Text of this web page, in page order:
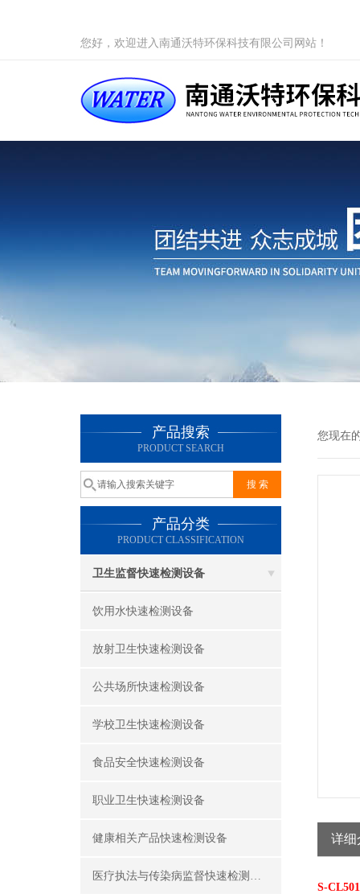
您好，欢迎进入南通沃特环保科技有限公司网站！
产品搜索
PRODUCT SEARCH
产品分类
PRODUCT CLASSIFICATION
卫生监督快速检测设备
饮用水快速检测设备
放射卫生快速检测设备
公共场所快速检测设备
学校卫生快速检测设备
食品安全快速检测设备
职业卫生快速检测设备
健康相关产品快速检测设备
医疗执法与传染病监督快速检测设备
您现在
详细
S-